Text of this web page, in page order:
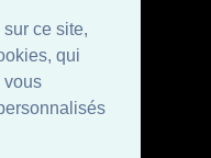
ce site,
qui
vous
de vente